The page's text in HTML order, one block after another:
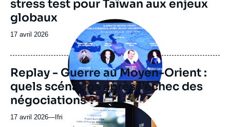
émission
stress test pour Taïwan aux enjeux
globaux
Date
publication
17 avril 2026
principale
médiatique
Replay - Guerre au Moyen-Orient :
quels scénarios après l’échec des
négociations ?
17 avril 2026— Nom
Ifri
Image
principale
médiatique